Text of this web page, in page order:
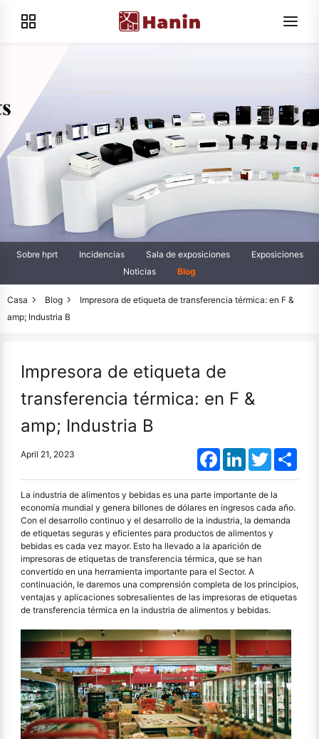
Sobre hprt Incidencias Sala de exposiciones
Exposiciones
Noticias
Blog
Casa Blog
Impresora de etiqueta de transferencia térmica: en F &
amp; Industria B
Impresora de etiqueta de
transferencia térmica: en F &
amp; Industria B
April 21, 2023 FacebookLinkedInTwitter
La industria de alimentos y bebidas es una parte importante de la
economía mundial y genera billones de dólares en ingresos cada año.
Con el desarrollo continuo y el desarrollo de la industria, la demanda
de etiquetas seguras y eficientes para productos de alimentos y
bebidas es cada vez mayor. Esto ha llevado a la aparición de
impresoras de etiquetas de transferencia térmica, que se han
convertido en una herramienta importante para el Sector. A
continuación, le daremos una comprensión completa de los principios,
ventajas y aplicaciones sobresalientes de las impresoras de etiquetas
de transferencia térmica en la industria de alimentos y bebidas.